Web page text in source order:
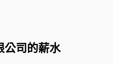
公司的薪水